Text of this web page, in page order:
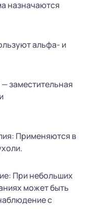
назначаются
альфа- и
заместительная
Применяются в
При небольших
может быть
с